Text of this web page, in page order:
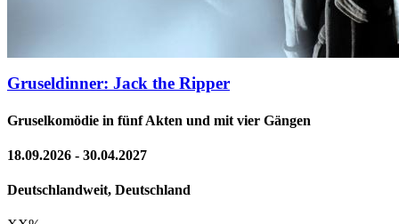
Gruseldinner: Jack the Ripper
Gruselkomödie in fünf Akten und mit vier Gängen
18.09.2026 - 30.04.2027
Deutschlandweit, Deutschland